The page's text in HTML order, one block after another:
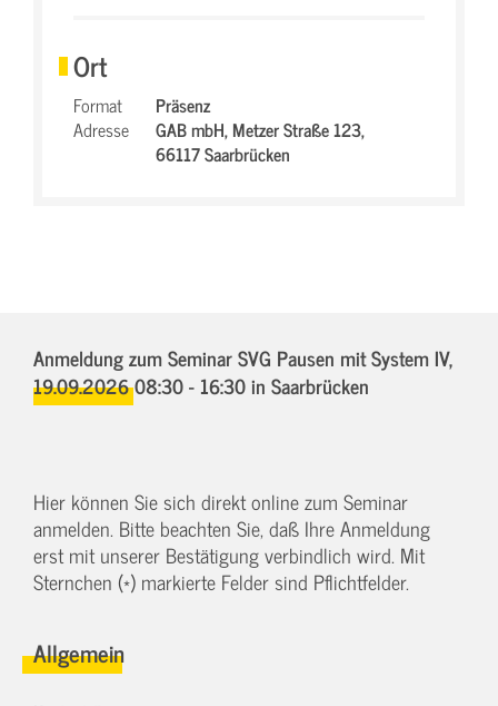
Ort
Format
Präsenz
Adresse
GAB mbH,Metzer Straße 123,
66117 Saarbrücken
Anmeldung zum Seminar SVG Pausen mit System IV,
19.09.2026 08:30 - 16:30in Saarbrücken
Hier können Sie sich direkt online zum Seminar
anmelden. Bitte beachten Sie, daß Ihre Anmeldung
erst mit unserer Bestätigung verbindlich wird. Mit
Sternchen (*) markierte Felder sind Pflichtfelder.
Allgemein